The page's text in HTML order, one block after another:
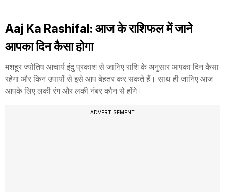
Aaj Ka Rashifal: आज के राशिफल में जाने
आपका दिन कैसा होगा
मशहूर ज्योतिष आचार्य इंदु प्रकाश से जानिए राशि के अनुसार आपका दिन कैसा
रहेगा और किन उपायों से इसे आप बेहतर कर सकते हैं। साथ ही जानिए आज
आपके लिए लकी रंग और लकी नंबर कौन से होंगे।
ADVERTISEMENT